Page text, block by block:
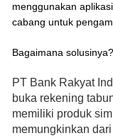
menggunakan
cabang untuk
Bagaimana
PT Bank Rakyat
buka rekening
memiliki produk
memungkinkan